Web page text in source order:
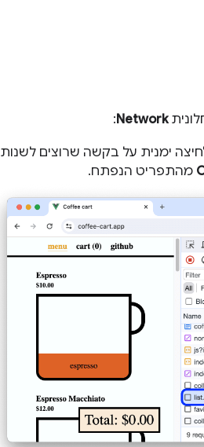
Network
:
ימנית על בקשה שרוצים לשנות
מהתפריט הנפתח.